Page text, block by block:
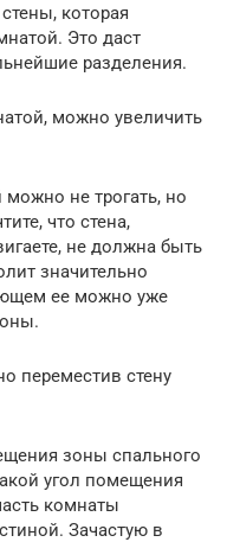
которая
Это даст
разделения.
можно увеличить
можно не трогать, но
что стена,
не должна быть
значительно
ее можно уже
переместив стену
зоны спального
угол помещения
комнаты
Зачастую в